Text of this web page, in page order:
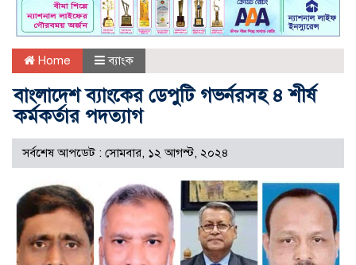
Home ব্যাংক
বাংলাদেশ ব্যাংকের ডেপুটি গভর্নরসহ ৪ শীর্ষ
কর্মকর্তার পদত্যাগ
সর্বশেষ আপডেট : সোমবার, ১২ আগস্ট, ২০২৪